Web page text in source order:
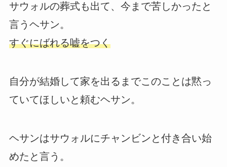
サウォルの葬式も出て、今まで苦しかったと
言うヘサン。
すぐにばれる嘘をつく
自分が結婚して家を出るまでこのことは黙っ
ていてほしいと頼むヘサン。
ヘサンはサウォルにチャンビンと付き合い始
めたと言う。